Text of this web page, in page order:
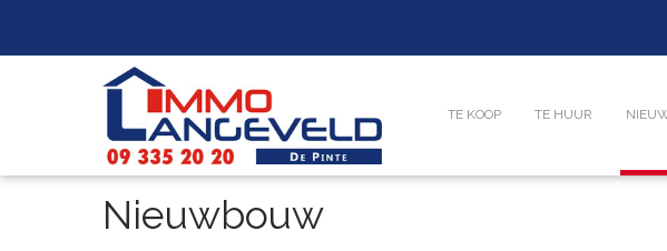
TE KOOP TE HUUR
Nieuwbouw